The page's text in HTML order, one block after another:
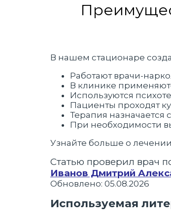
В нашем стационаре
Работают врачи-
В клинике
Используются
Пациенты проходят
Терапия назначается
При необходимости
Узнайте больше о
Статью проверил врач
Иванов Дмитрий
Обновлено: 05.08.2026
Используемая